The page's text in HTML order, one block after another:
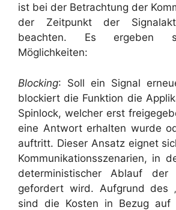
ist bei der Betrachtung der
der Zeitpunkt der
beachten. Es ergeben
Möglichkeiten:
Blocking: Soll ein Signal
blockiert die Funktion die
Spinlock, welcher erst
eine Antwort erhalten wurde
auftritt. Dieser Ansatz eignet
Kommunikationsszenarien, in
deterministischer Ablauf der
gefordert wird. Aufgrund des
sind die Kosten in Bezug auf